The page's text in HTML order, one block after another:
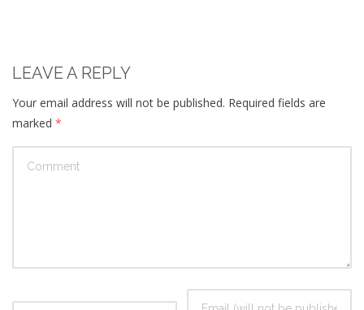
LEAVE A REPLY
Your email address will not be published. Required fields are
marked *